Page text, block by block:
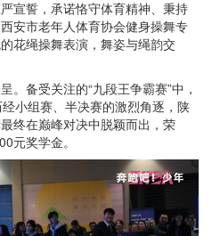
宣誓，承诺恪守体育精神、秉持
安市老年人体育协会健身操舞专
花绳操舞表演，舞姿与绳韵交
。备受关注的“九段王争霸赛”中，
小组赛、半决赛的激烈角逐，陕
终在巅峰对决中脱颖而出，荣
元奖学金。